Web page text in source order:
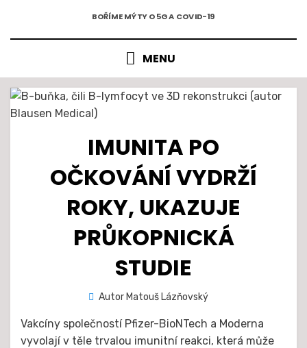
obsahu
BOŘÍME MÝTY O 5G A COVID-19
MENU
IMUNITA PO
OČKOVÁNÍ VYDRŽÍ
ROKY, UKAZUJE
PRŮKOPNICKÁ
STUDIE
Autor Matouš Lázňovský
Vakcíny společností Pfizer-BioNTech a Moderna
vyvolají v těle trvalou imunitní reakci, která může